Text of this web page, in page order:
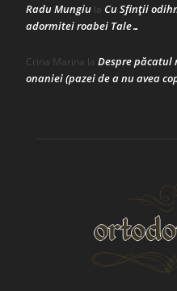
Radu Mungiu la Cu Sfinții
adormitei roabei Tale…
Crina Marina la Despre
onaniei (pazei de a nu avea